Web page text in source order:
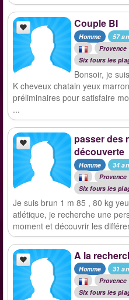
Couple BI
Homme
57
Six fours les
Bonsoir, je
K cheveux chatain yeux
préliminaires pour satisfaire
...
passer des
découverte
Homme
34
Six fours les
Je suis brun 1 m 85 , 80 kg
atlétique, je recherche une
moment et découvrir les
A la
Homme
31
Six fours les